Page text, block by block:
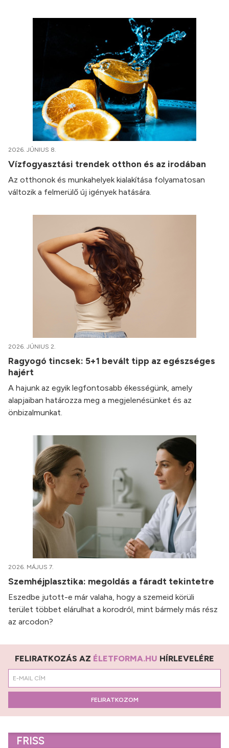
2026. JÚNIUS 8.
Vízfogyasztási trendek otthon és az irodában
Az otthonok és munkahelyek kialakítása folyamatosan
változik a felmerülő új igények hatására.
2026. JÚNIUS 2.
Ragyogó tincsek: 5+1 bevált tipp az egészséges
hajért
A hajunk az egyik legfontosabb ékességünk, amely
alapjaiban határozza meg a megjelenésünket és az
önbizalmunkat.
2026. MÁJUS 7.
Szemhéjplasztika: megoldás a fáradt tekintetre
Eszedbe jutott-e már valaha, hogy a szemeid körüli
terület többet elárulhat a korodról, mint bármely más rész
az arcodon?
FELIRATKOZÁS AZ ÉLETFORMA.HU HÍRLEVELÉRE
FELIRATKOZOM
FRISS